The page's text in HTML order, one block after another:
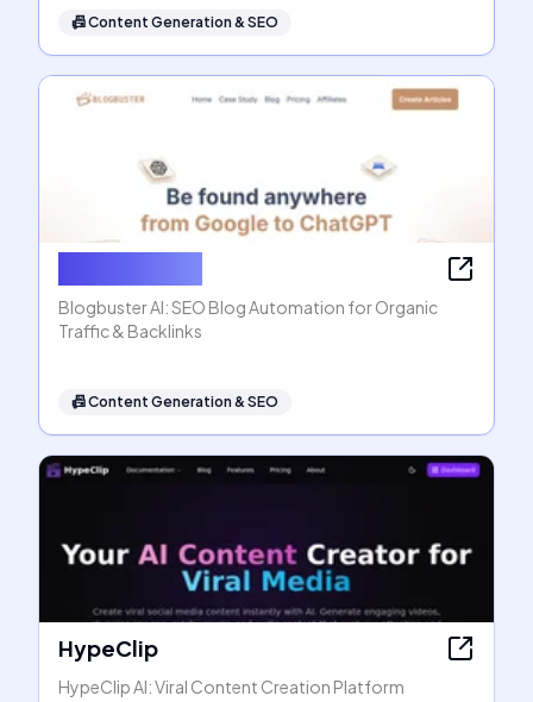
📠Content Generation & SEO
Blogbuster AI: SEO Blog Automation for Organic
Traffic & Backlinks
📠Content Generation & SEO
HypeClip
HypeClip AI: Viral Content Creation Platform